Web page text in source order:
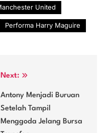
United
Performa Harry Maguire
Next:
Antony Menjadi Buruan
Setelah Tampil
Menggoda Jelang Bursa